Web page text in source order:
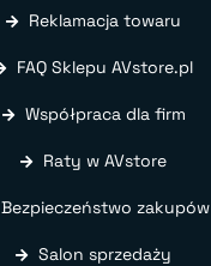
Reklamacja towaru
FAQ Sklepu AVstore.pl
Współpraca dla firm
Raty w AVstore
Bezpieczeństwo zakupów
Salon sprzedaży